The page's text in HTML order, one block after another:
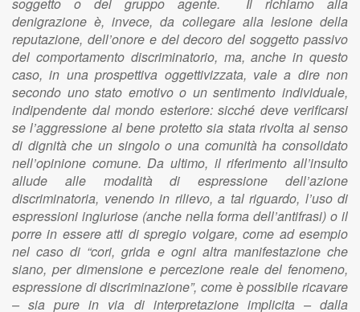
denigrazione è, invece, da collegare alla lesione della
reputazione, dell’onore e del decoro del soggetto passivo
del comportamento discriminatorio, ma, anche in questo
caso, in una prospettiva oggettivizzata, vale a dire non
secondo uno stato emotivo o un sentimento individuale,
indipendente dal mondo esteriore: sicché deve verificarsi
se l’aggressione al bene protetto sia stata rivolta al senso
di dignità che un singolo o una comunità ha consolidato
nell’opinione comune. Da ultimo, il riferimento all’insulto
allude alle modalità di espressione dell’azione
discriminatoria, venendo in rilievo, a tal riguardo, l’uso di
espressioni ingiuriose (anche nella forma dell’antifrasi) o il
porre in essere atti di spregio volgare, come ad esempio
nel caso di “cori, grida e ogni altra manifestazione che
siano, per dimensione e percezione reale del fenomeno,
espressione di discriminazione”, come è possibile ricavare
– sia pure in via di interpretazione implicita – dalla